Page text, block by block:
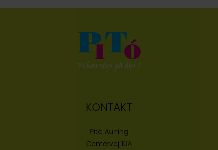
KONTAKT
Pitó Auning
Centervej 10A